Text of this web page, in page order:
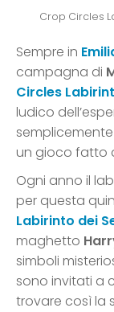
Crop Circles
Sempre in
campagna di
Circles
ludico
un gioco fatto
Ogni anno il
per questa
Labirinto dei
maghetto
simboli
sono invitati a
trovare così la